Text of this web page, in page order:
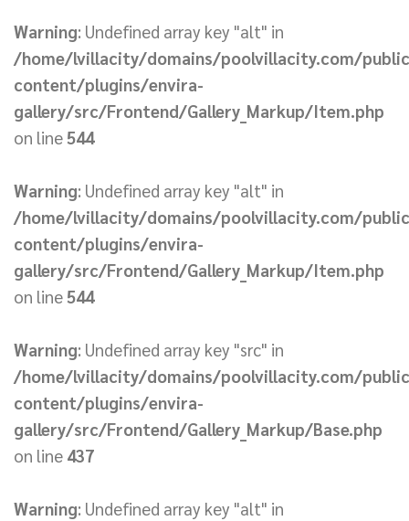
Warning: Undefined array key "alt" in
/home/lvillacity/domains/poolvillacity.com/
content/plugins/envira-
gallery/src/Frontend/Gallery_Markup/Item.php
on line 544
Warning: Undefined array key "alt" in
/home/lvillacity/domains/poolvillacity.com/
content/plugins/envira-
gallery/src/Frontend/Gallery_Markup/Item.php
on line 544
Warning: Undefined array key "src" in
/home/lvillacity/domains/poolvillacity.com/
content/plugins/envira-
gallery/src/Frontend/Gallery_Markup/Base.php
on line 437
Warning: Undefined array key "alt" in